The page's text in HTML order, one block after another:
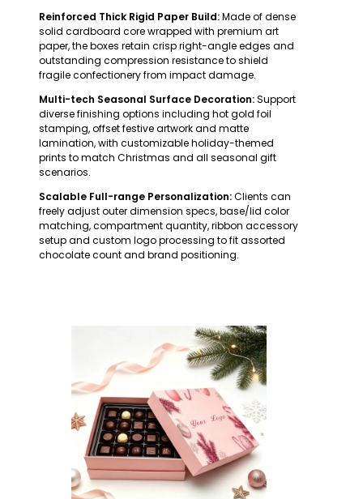
Reinforced Thick Rigid Paper Build:Made of dense
solid cardboard core wrapped with premium art
paper, the boxes retain crisp right-angle edges and
outstanding compression resistance to shield
fragile confectionery from impact damage.
Multi-tech Seasonal Surface Decoration:Support
diverse finishing options including hot gold foil
stamping, offset festive artwork and matte
lamination, with customizable holiday-themed
prints to match Christmas and all seasonal gift
scenarios.
Scalable Full-range Personalization:Clients can
freely adjust outer dimension specs, base/lid color
matching, compartment quantity, ribbon accessory
setup and custom logo processing to fit assorted
chocolate count and brand positioning.